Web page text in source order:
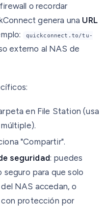
o recordar
genera una URL
quickconnect.to/tu-
externo al NAS de
en File Station (usa
"Compartir".
seguridad: puedes
para que solo
NAS accedan, o
con protección por